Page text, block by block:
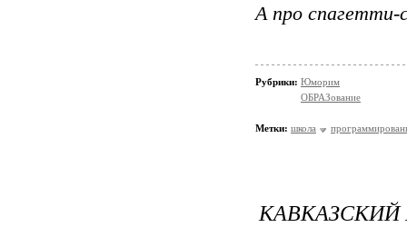
А про спагетти-
Рубрики: Юморим
ОБРАЗование
Метки: школа